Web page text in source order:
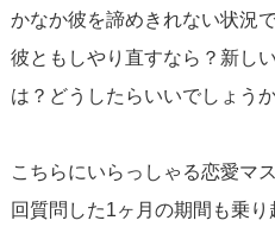
かなか彼を諦めきれない状況で
彼ともしやり直すなら？新し
は？どうしたらいいでしょう
こちらにいらっしゃる恋愛マ
回質問した1ヶ月の期間も乗